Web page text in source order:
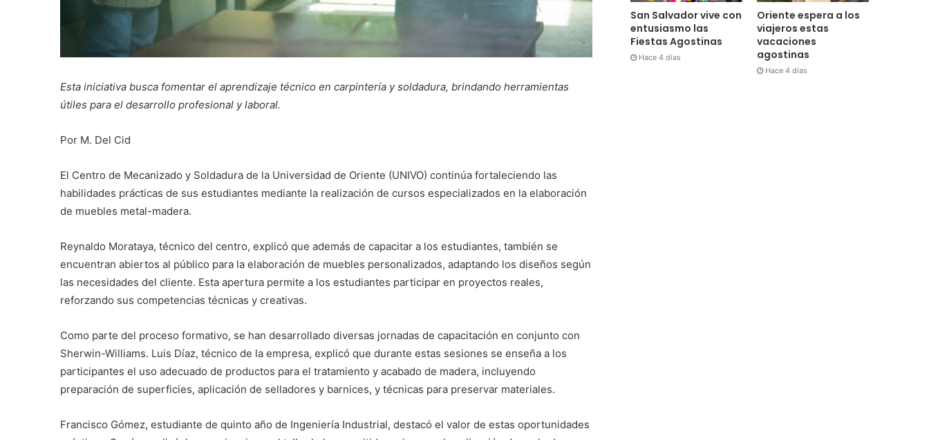
Esta iniciativa busca fomentar el aprendizaje técnico en carpintería y soldadura, brindando herramientas
útiles para el desarrollo profesional y laboral.
Por M. Del Cid
El Centro de Mecanizado y Soldadura de la Universidad de Oriente (UNIVO) continúa fortaleciendo las
habilidades prácticas de sus estudiantes mediante la realización de cursos especializados en la elaboración
de muebles metal-madera.
Reynaldo Morataya, técnico del centro, explicó que además de capacitar a los estudiantes, también se
encuentran abiertos al público para la elaboración de muebles personalizados, adaptando los diseños según
las necesidades del cliente. Esta apertura permite a los estudiantes participar en proyectos reales,
reforzando sus competencias técnicas y creativas.
Como parte del proceso formativo, se han desarrollado diversas jornadas de capacitación en conjunto con
Sherwin-Williams. Luis Díaz, técnico de la empresa, explicó que durante estas sesiones se enseña a los
participantes el uso adecuado de productos para el tratamiento y acabado de madera, incluyendo
preparación de superficies, aplicación de selladores y barnices, y técnicas para preservar materiales.
Francisco Gómez, estudiante de quinto año de Ingeniería Industrial, destacó el valor de estas oportunidades
Suben los precios de los
combustibles
Peregrinación Camino de San
Óscar Romero inicia recorrido
San Salvador vive con
entusiasmo las
Fiestas Agostinas
Hace 4 días
Oriente espera a los
viajeros estas
vacaciones
agostinas
Hace 4 días